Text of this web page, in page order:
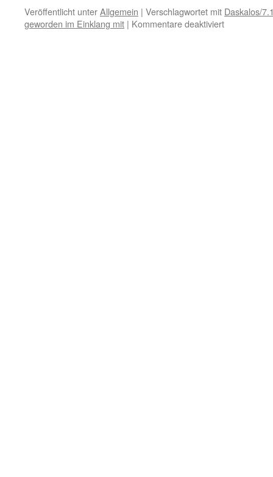
Veröffentlicht unterAllgemein | Verschlagwortet mit Daskalos/
geworden im Einklang mit | Kommentare deaktiviertfür